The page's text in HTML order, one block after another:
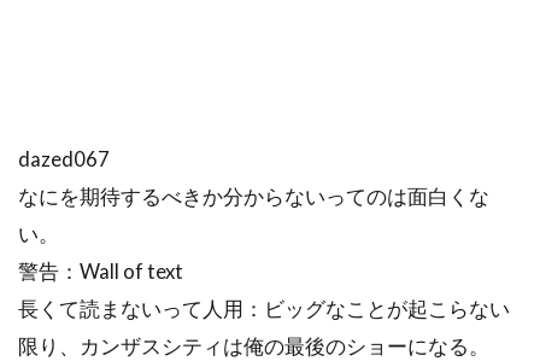
dazed067
なにを期待するべきか分からないってのは面白くな
い。
警告：Wall of text
長くて読まないって人用：ビッグなことが起こらない
限り、カンザスシティは俺の最後のショーになる。